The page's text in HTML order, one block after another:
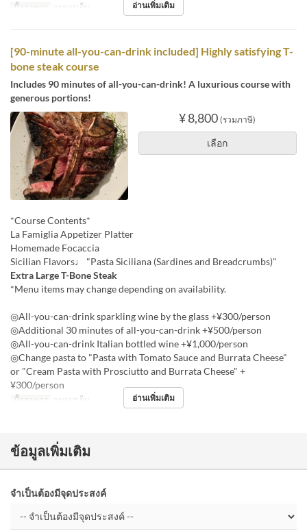
มื้ออาหาร อาหารเย็น อ่านเพิ่มเติม
[90-minute all-you-can-drink included] Highly satisfying T-
bone steak course
Includes 90 minutes of all-you-can-drink! A luxurious course with
generous portions!
¥ 8,800 (รวมภาษี)
เลือก
*Course Contents*
La Famiglia Appetizer Platter
Homemade Focaccia
Sicilian Flavors♩ "Pasta Siciliana (Sardines and Breadcrumbs)"
Extra Large T-Bone Steak
*Menu items may change depending on availability.
◎All-you-can-drink sparkling wine by the glass +¥300/person
◎Additional 30 minutes of all-you-can-drink +¥500/person
◎All-you-can-drink Italian bottled wine +¥1,000/person
◎Change pasta to "Pasta with Tomato Sauce and Burrata Cheese"
or "Cream Pasta with Prosciutto and Burrata Cheese" +
¥300/person
มื้ออาหาร อาหารเย็น อ่านเพิ่มเติม
ข้อมูลเพิ่มเติม
จำเป็นต้องมีจุดประสงค์